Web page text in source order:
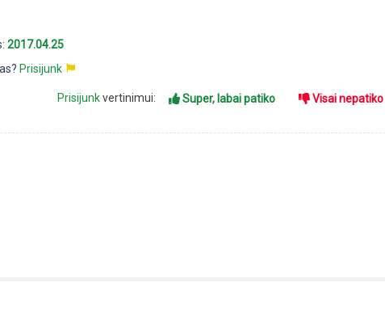
2017.04.25
Prisijunk
Prisijunkvertinimui: Super, labai patiko Visai nepatiko